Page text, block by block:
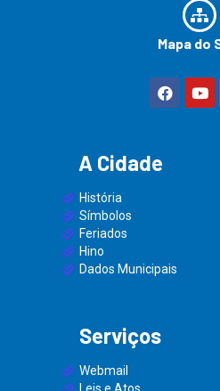
Mapa do
A Cidade
História
Símbolos
Feriados
Hino
Dados Municipais
Serviços
Webmail